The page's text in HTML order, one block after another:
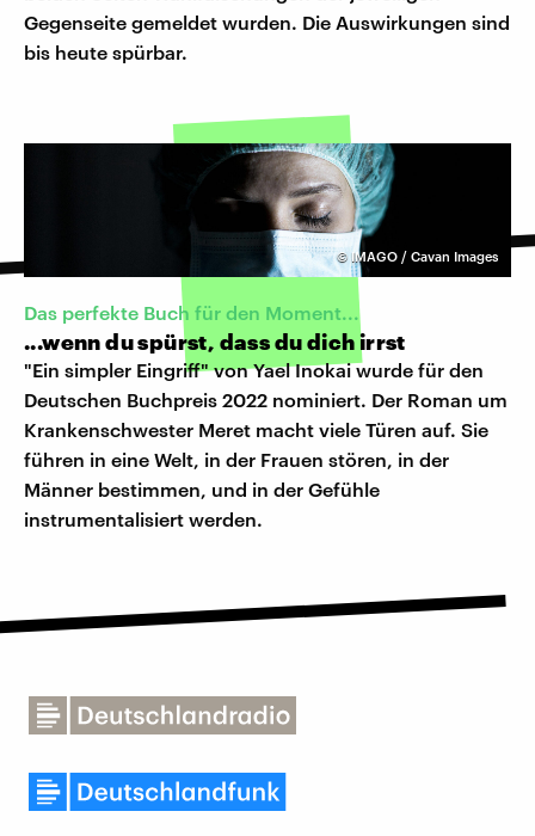
Gegenseite gemeldet wurden. Die Auswirkungen sind
bis heute spürbar.
© IMAGO / Cavan Images
Das perfekte Buch für den Moment...
...wenn du spürst, dass du dich irrst
"Ein simpler Eingriff" von Yael Inokai wurde für den
Deutschen Buchpreis 2022 nominiert. Der Roman um
Krankenschwester Meret macht viele Türen auf. Sie
führen in eine Welt, in der Frauen stören, in der
Männer bestimmen, und in der Gefühle
instrumentalisiert werden.